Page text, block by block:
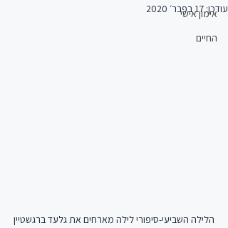
אימון אישי
החיים
עודכן:17 בפבר׳ 2020
הלילה השביעי-סיפורי לילה מארחים את גלעד ברגשטיין